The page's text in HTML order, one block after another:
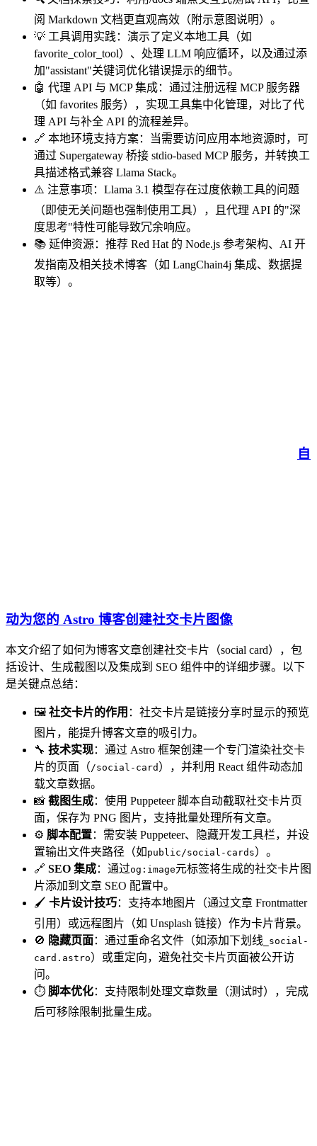
阅 Markdown 文档更直观高效（附示意图说明）。
💡 工具调用实践：演示了定义本地工具（如
favorite_color_tool）、处理 LLM 响应循环，以及通过添
加"assistant"关键词优化错误提示的细节。
🤖 代理 API 与 MCP 集成：通过注册远程 MCP 服务器
（如 favorites 服务），实现工具集中化管理，对比了代
理 API 与补全 API 的流程差异。
🔗 本地环境支持方案：当需要访问应用本地资源时，可
通过 Supergateway 桥接 stdio-based MCP 服务，并转换工
具描述格式兼容 Llama Stack。
⚠️ 注意事项：Llama 3.1 模型存在过度依赖工具的问题
（即使无关问题也强制使用工具），且代理 API 的"深
度思考"特性可能导致冗余响应。
📚 延伸资源：推荐 Red Hat 的 Node.js 参考架构、AI 开
发指南及相关技术博客（如 LangChain4j 集成、数据提
取等）。
自
动为您的 Astro 博客创建社交卡片图像
本文介绍了如何为博客文章创建社交卡片（social card），包
括设计、生成截图以及集成到 SEO 组件中的详细步骤。以下
是关键点总结：
🖼️ 社交卡片的作用 ：社交卡片是链接分享时显示的预览
图片，能提升博客文章的吸引力。
🔧 技术实现：通过 Astro 框架创建一个专门渲染社交卡
片的页面（/social-card ），并利用 React 组件动态加
载文章数据。
📸 截图生成：使用 Puppeteer 脚本自动截取社交卡片页
面，保存为 PNG 图片，支持批量处理所有文章。
⚙️ 脚本配置：需安装 Puppeteer、隐藏开发工具栏，并设
置输出文件夹路径（如 public/social-cards）。
🔗 SEO 集成：通过og:image元标签将生成的社交卡片图
片添加到文章 SEO 配置中。
🖌️ 卡片设计技巧：支持本地图片（通过文章 Frontmatter
引用）或远程图片（如 Unsplash 链接）作为卡片背景。
🚫 隐藏页面：通过重命名文件（如添加下划线 _social-
card.astro）或重定向，避免社交卡片页面被公开访
问。
⏱️ 脚本优化：支持限制处理文章数量（测试时），完成
后可移除限制批量生成。